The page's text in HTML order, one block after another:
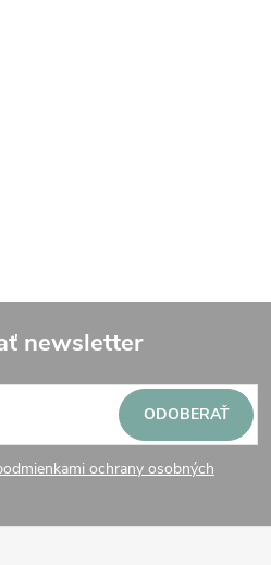
newsletter
ochrany osobných
ODOBERAŤ